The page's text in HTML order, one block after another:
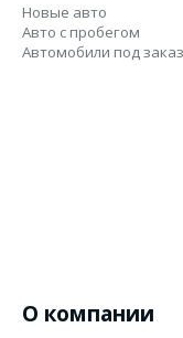
Новые авто
Авто с пробегом
Автомобили под заказ
О компании